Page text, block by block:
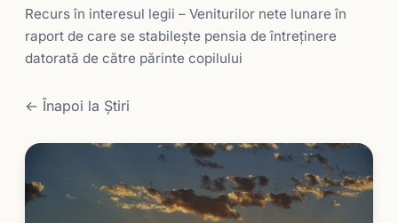
Recurs în interesul legii – Veniturilor nete lunare în
raport de care se stabileşte pensia de întreţinere
datorată de către părinte copilului
← Înapoi la Știri